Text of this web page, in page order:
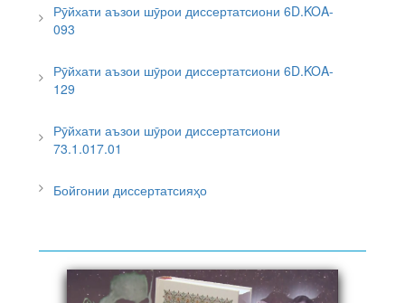
Рӯйхати аъзои шӯрои диссертатсиони 6D.KOA-
093
Рӯйхати аъзои шӯрои диссертатсиони 6D.KOA-
129
Рӯйхати аъзои шӯрои диссертатсиони
73.1.017.01
Бойгонии диссертатсияҳо